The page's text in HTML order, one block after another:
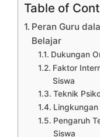
Table of
Peran Guru
Belajar
Dukungan
Faktor
Siswa
Teknik
Pengaruh
Siswa